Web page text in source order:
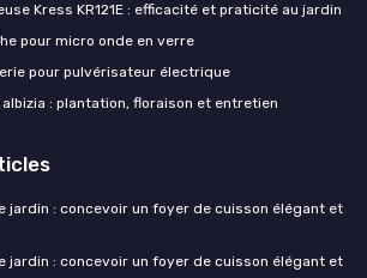
Kress KR121E : efficacité et praticité au jardin
pour micro onde en verre
pour pulvérisateur électrique
: plantation, floraison et entretien
jardin : concevoir un foyer de cuisson élégant et
jardin : concevoir un foyer de cuisson élégant et